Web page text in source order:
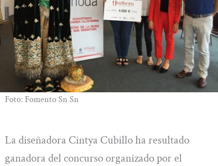
Foto: Fomento Sn Sn
La diseñadora Cintya Cubillo ha resultado
ganadora del concurso organizado por el